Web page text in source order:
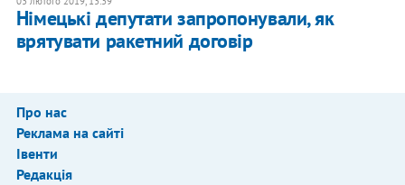
Німецькі депутати запропонували, як
врятувати ракетний договір
Про нас
Реклама на сайті
Івенти
Редакція